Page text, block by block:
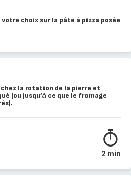
choix sur la pâte à pizza posée
la rotation de la pierre et
(ou jusqu’à ce que le fromage
2 min